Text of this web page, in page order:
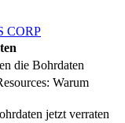
CORP
die Bohrdaten
Warum
jetzt verraten